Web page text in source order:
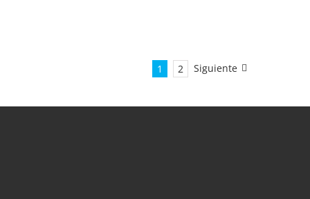
1 2 Siguiente